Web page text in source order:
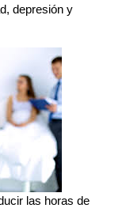
depresión y
las horas de